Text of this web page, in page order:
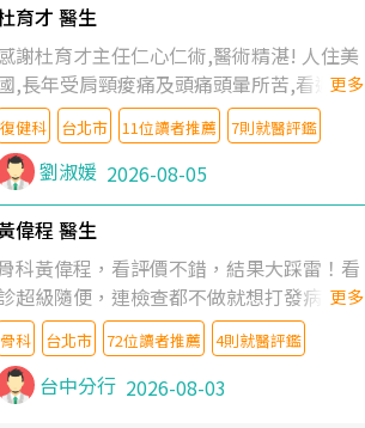
育才 醫生
謝杜育才主任仁心仁術,醫術精湛! 人住美
,長年受肩頸痠痛及頭痛頭暈所苦,看遍名醫
授,做了各種檢查,也嘗試過西醫打針,中醫
灸及物理徒手治療都沒有用,後來連吃到嗎
類止痛藥都效果有限,只是壓症狀,沒多久就
起來,多年失眠嚴重影響生活品質. 台灣親
介紹忠孝醫院杜育才主任是頸頭症候群專
,上網搜尋杜主任相關文章新聞跟網路評價
後,下定決心飛回台北找杜醫師診治. 杜主
的乾針跟增生治療真的很厲害,第一次乾針
覺得整個肩頸鬆開,回家特別好睡,經過幾次
療,長年頑疾已經好了大半,杜主任除了打針
厲害,還會一直交代要改善姿勢跟好好做運
更多
復健科 台北市 11位讀者推薦 7則就醫評鑑
劉淑媛 2026-08-05
偉程 醫生
科黃偉程，看評價不錯，結果大踩雷！看
超級隨便，連檢查都不做就想打發病人，
好大的官威 ... 想詢問病情還被陰陽怪氣嘲
一番。可能好評帶來的大頭症，變得自負
尊重病人。醫術也不行，畢竟連檢查都懶
做，治療會有用才怪。大家避雷吧！
更多
骨科 台北市 72位讀者推薦 4則就醫評鑑
台中分行 2026-08-03